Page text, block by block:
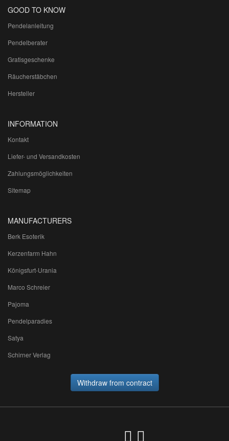
GOOD TO KNOW
Pendelanleitung
Pendelberater
Gratisgeschenke
Räucherstäbchen
Hersteller
INFORMATION
Kontakt
Liefer- und Versandkosten
Zahlungsmöglichkeiten
Sitemap
MANUFACTURERS
Berk Esoterik
Kerzenfarm Hahn
Königsfurt-Urania
Marco Schreier
Pajoma
Pendelparadies
Satya
Schirner Verlag
Withdraw from contract